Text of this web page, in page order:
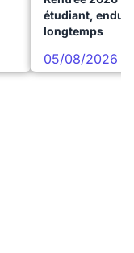
étudiant,
longtemps
05/08/2026